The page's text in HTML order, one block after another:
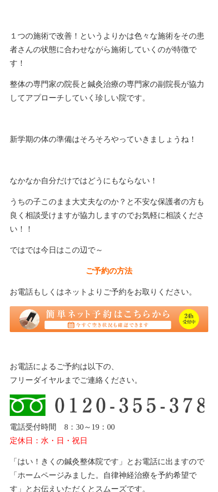
１つの施術で改善！というよりかは色々な施術をその患
者さんの状態に合わせながら施術していくのが特徴で
す！
整体の専門家の院長と鍼灸治療の専門家の副院長が協力
してアプローチしていく珍しい院です。
新学期の体の準備はそろそろやっていきましょうね！
なかなか自分だけではどうにもならない！
うちの子このまま大丈夫なのか？と不安な保護者の方も
良く相談受けますが協力しますのでお気軽に相談くださ
い！！
ではでは今日はこの辺で～
ご予約の方法
お電話もしくはネットよりご予約をお取りください。
お電話によるご予約は以下の、
フリーダイヤルまでご連絡ください。
電話受付時間 8：30～19：00
定休日：水・日・祝日
「はい！きくの鍼灸整体院です」とお電話に出ますので
「ホームページみました。自律神経治療を予約希望で
す」とお伝えいただくとスムーズです。